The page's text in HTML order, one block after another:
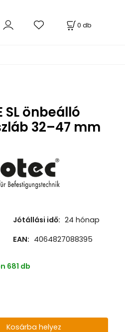
0 db
SL önbeálló
32–47 mm
Jótállási idő: 24 hónap
EAN: 4064827088395
681 db